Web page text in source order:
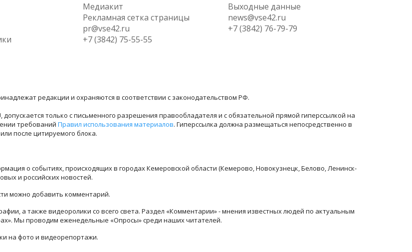
Медиакит
Рекламная сетка страницы
pr@vse42.ru
+7 (3842) 75-55-55
Выходные данные
news@vse42.ru
+7 (3842) 76-79-79
редакции и охраняются в соответствии с законодательством РФ.
только с письменного разрешения правообладателя и с обязательной прямой гиперссылкой на
требований Правил использования материалов. Гиперссылка должна размещаться непосредственно в
после цитируемого блока.
о событиях, происходящих в городах Кемеровской области (Кемерово, Новокузнецк, Белово, Ленинск-
и российских новостей.
можно добавить комментарий.
а также видеоролики со всего света. Раздел «Комментарии» - мнения известных людей по актуальным
Мы проводим еженедельные «Опросы» среди наших читателей.
на фото и видеорепортажи.